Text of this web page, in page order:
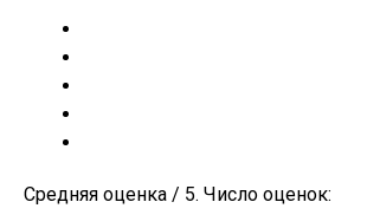
Средняя оценка / 5. Число оценок: